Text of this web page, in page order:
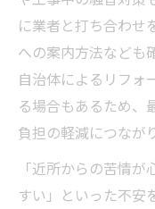
に業者と打ち合わせ
への案内方法なども
自治体によるリフォ
る場合もあるため、
負担の軽減につなが
「近所からの苦情
すい」といった不安